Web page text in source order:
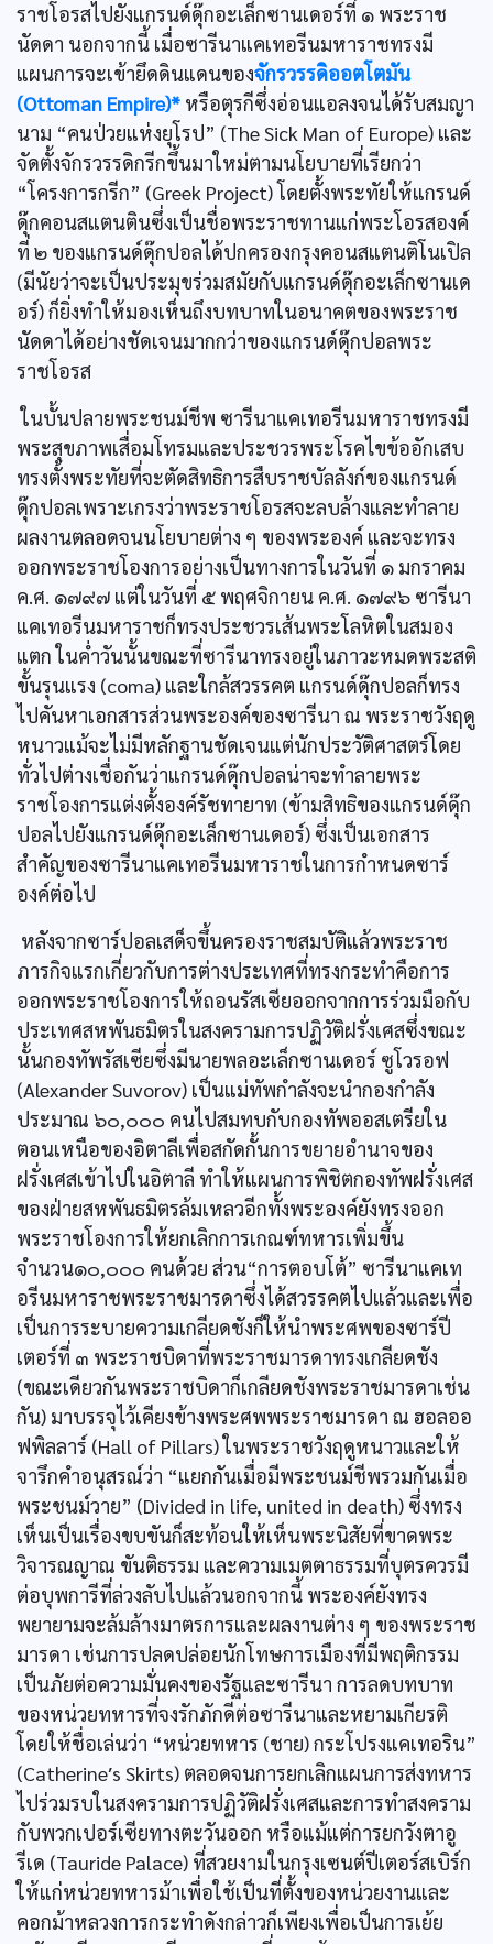
ราชโอรสไปยังแกรนด์ดุ๊กอะเล็กซานเดอร์ที่ ๑ พระราช
นัดดา นอกจากนี้ เมื่อซารีนาแคเทอรีนมหาราชทรงมี
แผนการจะเข้ายึดดินแดนของจักรวรรดิออตโตมัน
(Ottoman Empire)* หรือตุรกีซึ่งอ่อนแอลงจนได้รับสมญา
นาม “คนป่วยแห่งยุโรป” (The Sick Man of Europe) และ
จัดตั้งจักรวรรดิกรีกขึ้นมาใหม่ตามนโยบายที่เรียกว่า
“โครงการกรีก” (Greek Project) โดยตั้งพระทัยให้แกรนด์
ดุ๊กคอนสแตนตินซึ่งเป็นชื่อพระราชทานแก่พระโอรสองค์
ที่ ๒ ของแกรนด์ดุ๊กปอลได้ปกครองกรุงคอนสแตนติโนเปิล
(มีนัยว่าจะเป็นประมุขร่วมสมัยกับแกรนด์ดุ๊กอะเล็กซานเด
อร์) ก็ยิ่งทำให้มองเห็นถึงบทบาทในอนาคตของพระราช
นัดดาได้อย่างชัดเจนมากกว่าของแกรนด์ดุ๊กปอลพระ
ราชโอรส
ในบั้นปลายพระชนม์ชีพ ซารีนาแคเทอรีนมหาราชทรงมี
พระสุขภาพเสื่อมโทรมและประชวรพระโรคไขข้ออักเสบ
ทรงตั้งพระทัยที่จะตัดสิทธิการสืบราชบัลลังก์ของแกรนด์
ดุ๊กปอลเพราะเกรงว่าพระราชโอรสจะลบล้างและทำลาย
ผลงานตลอดจนนโยบายต่าง ๆ ของพระองค์ และจะทรง
ออกพระราชโองการอย่างเป็นทางการในวันที่ ๑ มกราคม
ค.ศ. ๑๗๙๗ แต่ในวันที่ ๕ พฤศจิกายน ค.ศ. ๑๗๙๖ ซารีนา
แคเทอรีนมหาราชก็ทรงประชวรเส้นพระโลหิตในสมอง
แตก ในคํ่าวันนั้นขณะที่ซารีนาทรงอยู่ในภาวะหมดพระสติ
ขั้นรุนแรง (coma) และใกล้สวรรคต แกรนด์ดุ๊กปอลก็ทรง
ไปคันหาเอกสารส่วนพระองค์ของซารีนา ณ พระราชวังฤดู
หนาวแม้จะไม่มีหลักฐานชัดเจนแต่นักประวัติศาสตร์โดย
ทั่วไปต่างเชื่อกันว่าแกรนด์ดุ๊กปอลน่าจะทำลายพระ
ราชโองการแต่งตั้งองค์รัชทายาท (ข้ามสิทธิของแกรนด์ดุ๊ก
ปอลไปยังแกรนด์ดุ๊กอะเล็กซานเดอร์) ซึ่งเป็นเอกสาร
สำคัญของซารีนาแคเทอรีนมหาราชในการกำหนดซาร์
องค์ต่อไป
หลังจากซาร์ปอลเสด็จขึ้นครองราชสมบัติแล้วพระราช
ภารกิจแรกเกี่ยวกับการต่างประเทศที่ทรงกระทำคือการ
ออกพระราชโองการให้ถอนรัสเซียออกจากการร่วมมือกับ
ประเทศสหพันธมิตรในสงครามการปฏิวัติฝรั่งเศสซึ่งขณะ
นั้นกองทัพรัสเซียซึ่งมีนายพลอะเล็กซานเดอร์ ซูโวรอฟ
(Alexander Suvorov) เป็นแม่ทัพกำลังจะนำกองกำลัง
ประมาณ ๖๐,๐๐๐ คนไปสมทบกับกองทัพออสเตรียใน
ตอนเหนือของอิตาลีเพื่อสกัดกั้นการขยายอำนาจของ
ฝรั่งเศสเข้าไปในอิตาลี ทำให้แผนการพิชิตกองทัพฝรั่งเศส
ของฝ่ายสหพันธมิตรล้มเหลวอีกทั้งพระองค์ยังทรงออก
พระราชโองการให้ยกเลิกการเกณฑ์ทหารเพิ่มขึ้น
จำนวน๑๐,๐๐๐ คนด้วย ส่วน“การตอบโต้” ซารีนาแคเท
อรีนมหาราชพระราชมารดาซึ่งได้สวรรคตไปแล้วและเพื่อ
เป็นการระบายความเกลียดชังก็ให้นำพระศพของซาร์ปี
เตอร์ที่ ๓ พระราชบิดาที่พระราชมารดาทรงเกลียดชัง
(ขณะเดียวกันพระราชบิดาก็เกลียดชังพระราชมารดาเช่น
กัน) มาบรรจุไว้เคียงข้างพระศพพระราชมารดา ณ ฮอลออ
ฟพิลลาร์ (Hall of Pillars) ในพระราชวังฤดูหนาวและให้
จารึกคำอนุสรณ์ว่า “แยกกันเมื่อมีพระชนม์ชีพรวมกันเมื่อ
พระชนม์วาย” (Divided in life, united in death) ซึ่งทรง
เห็นเป็นเรื่องขบขันก็สะท้อนให้เห็นพระนิสัยที่ขาดพระ
วิจารณญาณ ขันติธรรม และความเมตตาธรรมที่บุตรควรมี
ต่อบุพการีที่ล่วงลับไปแล้วนอกจากนี้ พระองค์ยังทรง
พยายามจะล้มล้างมาตรการและผลงานต่าง ๆ ของพระราช
มารดา เช่นการปลดปล่อยนักโทษการเมืองที่มีพฤติกรรม
เป็นภัยต่อความมั่นคงของรัฐและซารีนา การลดบทบาท
ของหน่วยทหารที่จงรักภักดีต่อซารีนาและหยามเกียรติ
โดยให้ชื่อเล่นว่า “หน่วยทหาร (ชาย) กระโปรงแคเทอริน”
(Catherine′s Skirts) ตลอดจนการยกเลิกแผนการส่งทหาร
ไปร่วมรบในสงครามการปฏิวัติฝรั่งเศสและการทำสงคราม
กับพวกเปอร์เซียทางตะวันออก หรือแม้แต่การยกวังตาอู
รีเด (Tauride Palace) ที่สวยงามในกรุงเซนต์ปีเตอร์สเบิร์ก
ให้แก่หน่วยทหารม้าเพื่อใช้เป็นที่ตั้งของหน่วยงานและ
คอกม้าหลวงการกระทำดังกล่าวก็เพียงเพื่อเป็นการเย้ย